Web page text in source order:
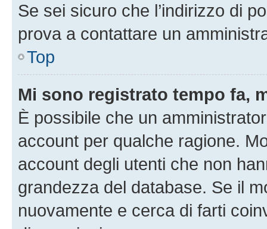
Se sei sicuro che l’indirizzo di
prova a contattare un
Top
Mi sono registrato tempo fa,
È possibile che un
account per qualche ragione.
account degli utenti che non
grandezza del database. Se il
nuovamente e cerca di farti